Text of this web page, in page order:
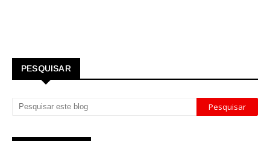
PESQUISAR